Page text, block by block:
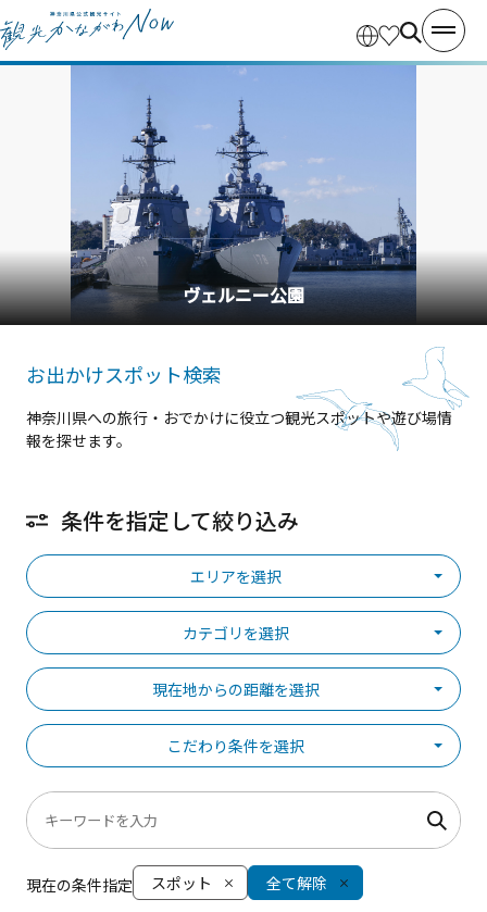
横浜中華街
お出かけスポット検索
神奈川県への旅行・おでかけに役立つ観光スポットや遊び場情
報を探せます。
条件を指定して絞り込み
エリアを選択
カテゴリを選択
現在地からの距離を選択
こだわり条件を選択
現在の条件指定 スポット 全て解除